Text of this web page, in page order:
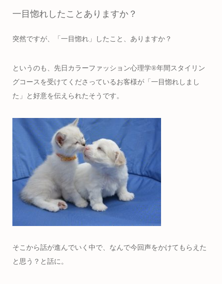
一目惚れしたことありますか？
突然ですが、「一目惚れ」したこと、ありますか？
というのも、先日カラーファッション心理学®︎年間スタイリン
グコースを受けてくださっているお客様が「一目惚れしまし
た」と好意を伝えられたそうです。
そこから話が進んでいく中で、なんで今回声をかけてもらえた
と思う？と話に。